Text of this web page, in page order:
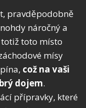
pravděpodobně
náročný a
totiž toto místo
mísy
což na vaši
dojem.
přípravky, které